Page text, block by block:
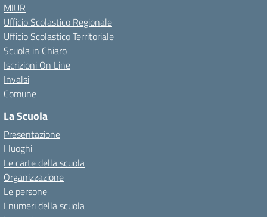
MIUR
Ufficio Scolastico Regionale
Ufficio Scolastico Territoriale
Scuola in Chiaro
Iscrizioni On Line
Invalsi
Comune
La Scuola
Presentazione
I luoghi
Le carte della scuola
Organizzazione
Le persone
I numeri della scuola